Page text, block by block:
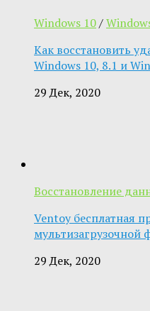
Windows 10/
Как восстановить
Windows 10, 8.1 и
29 Дек, 2020
Восстановление
Ventoy бесплатная
мультизагрузочной
29 Дек, 2020